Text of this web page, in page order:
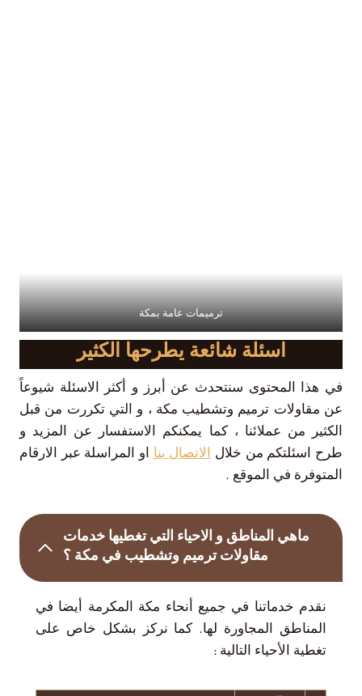
ترميمات عامة بمكة
اسئلة شائعة يطرحها الكثير
في هذا المحتوى سنتحدث عن أبرز و أكثر الاسئلة شيوعاً
عن مقاولات ترميم وتشطيب مكة ، و التي تكررت من قبل
الكثير من عملائنا ، كما يمكنكم الاستفسار عن المزيد و
طرح اسئلتكم من خلالالاتصال بنااو المراسلة عبر الارقام
المتوفرة في الموقع .
ماهي المناطق و الاحياء التي تغطيها خدمات
مقاولات ترميم وتشطيب في مكة ؟
نقدم خدماتنا في جميع أنحاء مكة المكرمة أيضا في
المناطق المجاورة لها. كما نركز بشكل خاص على
تغطية الأحياء التالية :